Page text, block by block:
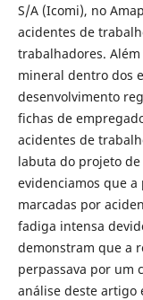
S/A (Icomi), no
acidentes de
trabalhadores.
mineral dentro dos
desenvolvimento
fichas de
acidentes de
labuta do projeto
evidenciamos que
marcadas por
fadiga intensa
demonstram que a
perpassava por um
análise deste artigo